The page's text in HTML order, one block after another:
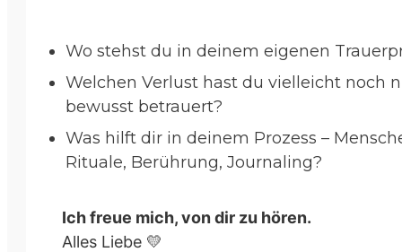
Wo stehst du in deinem eigenen
Welchen Verlust hast du vielleicht noch
bewusst betrauert?
Was hilft dir in deinem Prozess –
Rituale, Berührung, Journaling?
Ich freue mich, von dir zu hören.
Alles Liebe 💛